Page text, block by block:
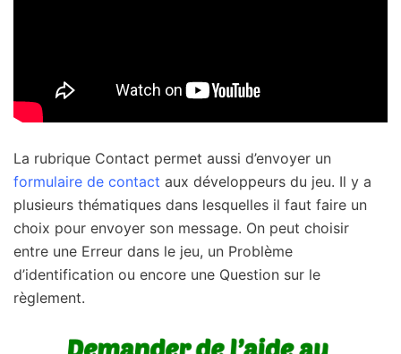
La rubrique Contact permet aussi d’envoyer un
formulaire de contact aux développeurs du jeu. Il y a
plusieurs thématiques dans lesquelles il faut faire un
choix pour envoyer son message. On peut choisir
entre une Erreur dans le jeu, un Problème
d’identification ou encore une Question sur le
règlement.